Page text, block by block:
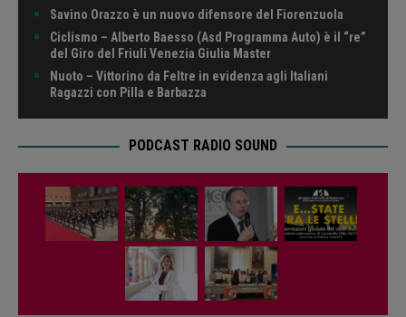
Savino Orazzo è un nuovo difensore del Fiorenzuola
Ciclismo – Alberto Baesso (Asd Programma Auto) è il “re”
del Giro del Friuli Venezia Giulia Master
Nuoto – Vittorino da Feltre in evidenza agli Italiani
Ragazzi con Pilla e Barbazza
PODCAST RADIO SOUND